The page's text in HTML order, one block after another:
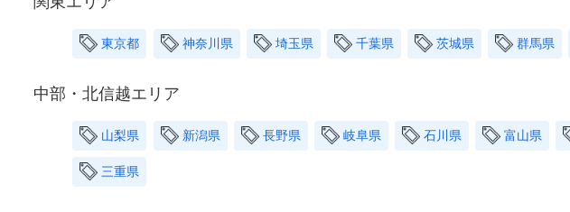
東京都 神奈川県 埼玉県 千葉県 茨城県 群馬県
中部・北信越エリア
山梨県 新潟県 長野県 岐阜県 石川県 富山県
三重県